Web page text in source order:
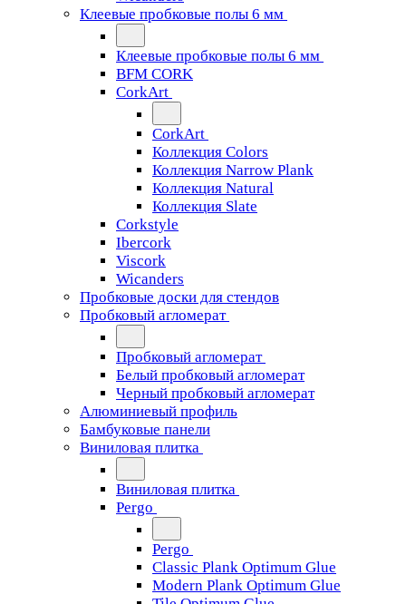
Клеевые пробковые полы 6 мм
Клеевые пробковые полы 6 мм
BFM CORK
CorkArt
CorkArt
Коллекция Colors
Коллекция Narrow Plank
Коллекция Natural
Коллекция Slate
Corkstyle
Ibercork
Viscork
Wicanders
Пробковые доски для стендов
Пробковый агломерат
Пробковый агломерат
Белый пробковый агломерат
Черный пробковый агломерат
Алюминиевый профиль
Бамбуковые панели
Виниловая плитка
Виниловая плитка
Pergo
Pergo
Classic Plank Optimum Glue
Modern Plank Optimum Glue